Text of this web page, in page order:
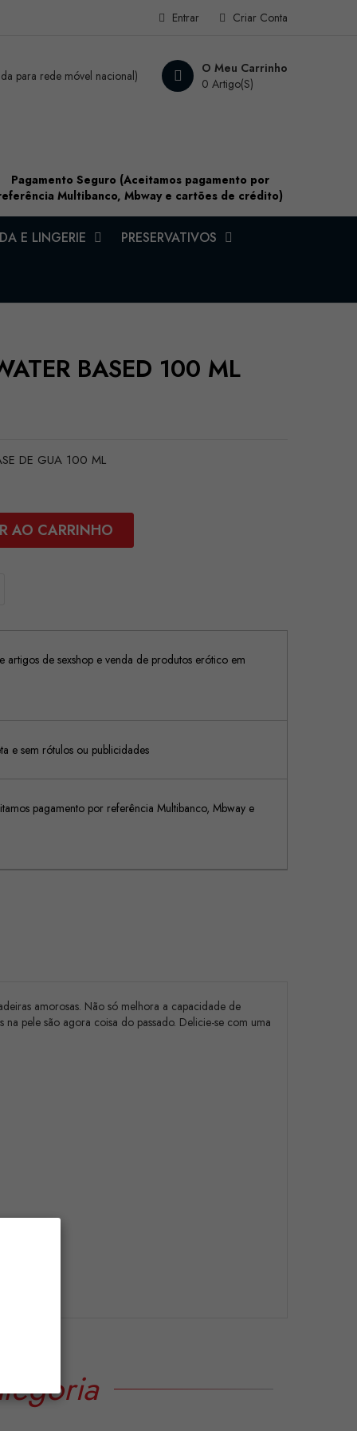
Criar Conta
Entrar
O Meu Carrinho
0 Artigo(s)
para rede móvel nacional)
Pagamento Seguro (Aceitamos pagamento por
Multibanco, Mbway e cartões de crédito)
E LINGERIE PRESERVATIVOS
BASED 100 ML
DE GUA 100 ML
AO CARRINHO
artigos de sexshop e venda de produtos erótico em
e sem rótulos ou publicidades
pagamento por referência Multibanco, Mbway e
amorosas. Não só melhora a capacidade de
pele são agora coisa do passado. Delicie-se com uma